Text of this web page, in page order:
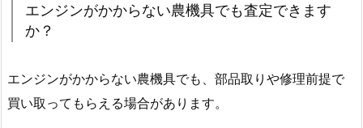
エンジンがかからない農機具でも査定できます
か？
エンジンがかからない農機具でも、部品取りや修理前提で
買い取ってもらえる場合があります。